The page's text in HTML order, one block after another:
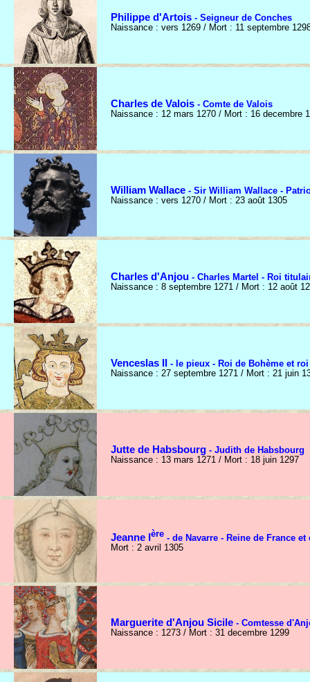
Philippe d'Artois - Seigneur de Conches
Naissance : vers 1269 / Mort : 11 septembre
Charles de Valois - Comte de Valois
Naissance : 12 mars 1270 / Mort : 16 decembre
William Wallace - Sir William Wallace -
Naissance : vers 1270 / Mort : 23 août 1305
Charles d'Anjou - Charles Martel - Roi
Naissance : 8 septembre 1271 / Mort : 12 août
Venceslas II - le pieux - Roi de Bohème et
Naissance : 27 septembre 1271 / Mort : 21 juin
Jutte de Habsbourg - Judith de Habsbourg
Naissance : 13 mars 1271 / Mort : 18 juin 1297
Jeanne Ière - de Navarre - Reine de France et
Mort : 2 avril 1305
Marguerite d'Anjou Sicile - Comtesse
Naissance : 1273 / Mort : 31 decembre 1299